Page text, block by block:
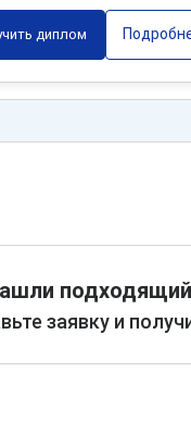
диплом
заявку и